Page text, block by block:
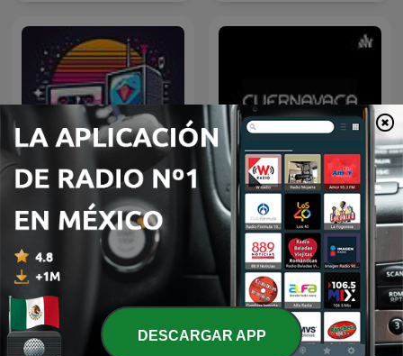
Retro 80s
Cuernavaca Life Y Sus
Personajes
DESCARGAR APP